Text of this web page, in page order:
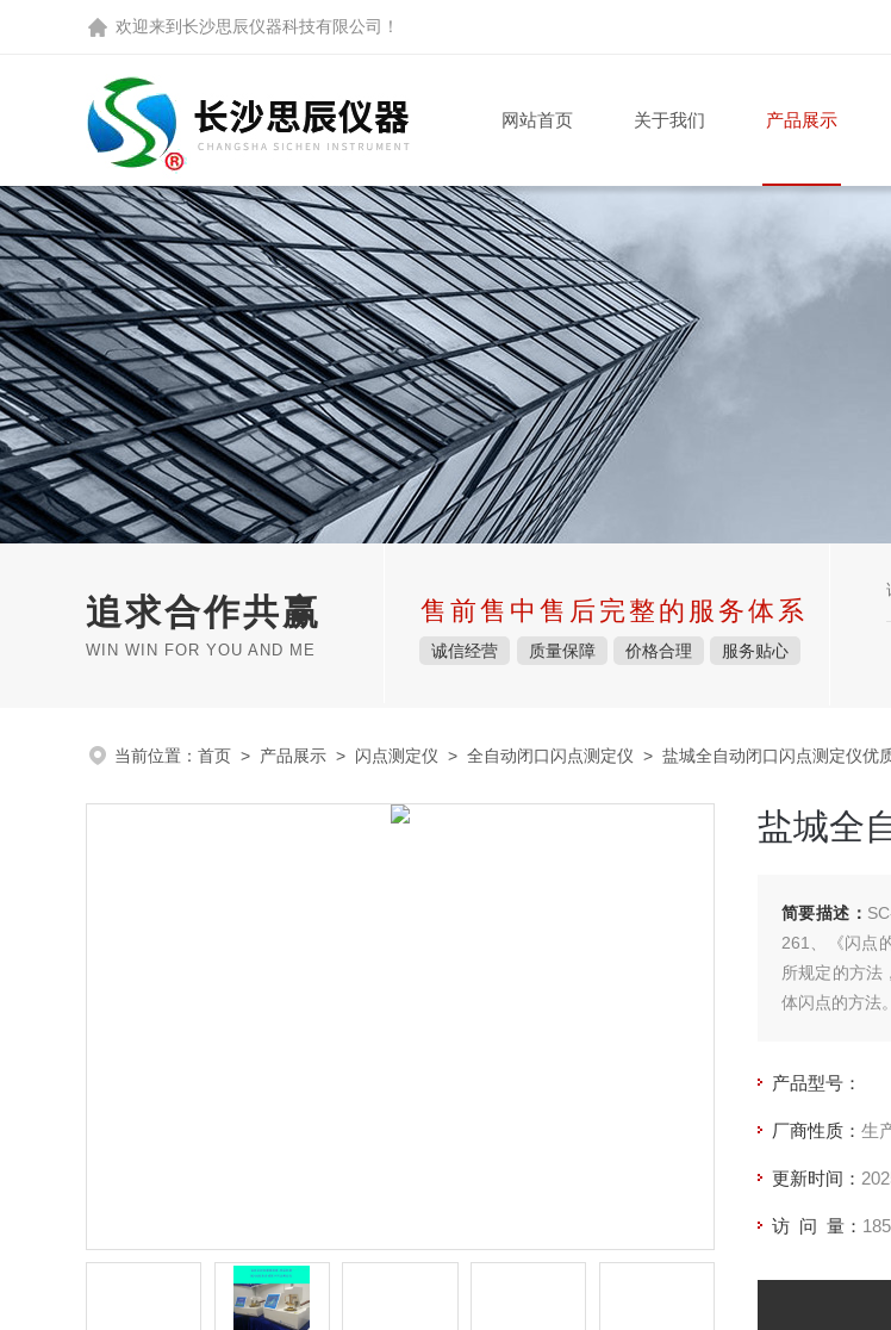
欢迎来到 长沙思辰仪器科技有限公司 ！
网站首页 关于我们 产品展示
追求合作共赢
WIN WIN FOR YOU AND ME
售前售中售后完整的服务体系
诚信经营 质量保障 价格合理 服务贴心
当前位置： 首页 > 产品展示 > 闪点测定仪 > 全自动闭口闪点测定仪 > 盐城全自动闭口闪点测定仪优
盐城全
简要描述：
261、《闪点
所规定的方法
体闪点的方法。
产品型号：
厂商性质： 生
更新时间：
访 问 量：